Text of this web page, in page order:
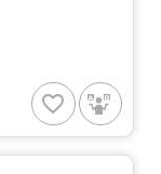
favorite_border